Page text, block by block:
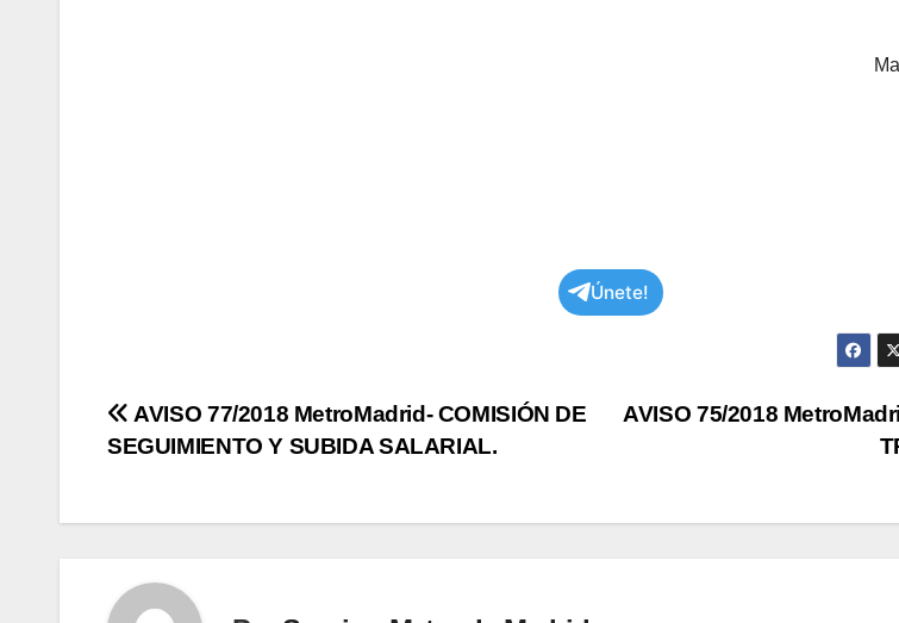
Únete!
Navegación
entradas
AVISO 75/2018
AVISO 77/2018 MetroMadrid- COMISIÓN DE
SEGUIMIENTO Y SUBIDA SALARIAL.